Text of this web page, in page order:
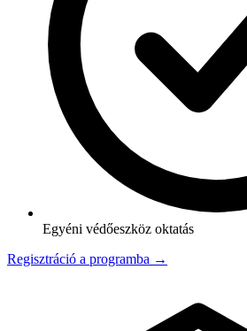
Egyéni védőeszköz oktatás
Regisztráció a programba →